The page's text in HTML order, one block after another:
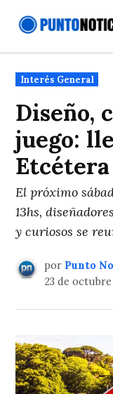
Publicado
en
Interés General
Diseño,
juego:
El próximo
13hs,
y curiosos se
por Punto
23 de